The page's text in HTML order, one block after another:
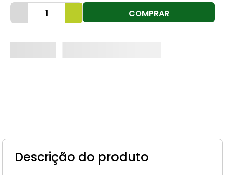
COMPRAR
Descrição do produto
9º
torneira
10º vaso sanitário